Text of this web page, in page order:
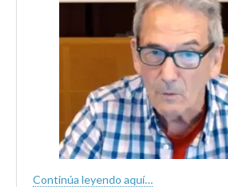
Continúa leyendo aquí…